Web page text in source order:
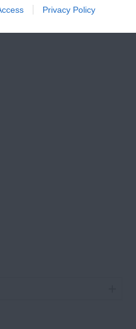
Privacy Policy